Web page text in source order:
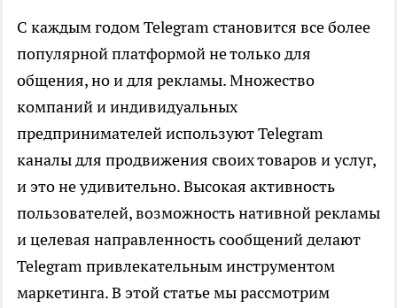
С каждым годом Telegram становится все более
популярной платформой не только для
общения, но и для рекламы. Множество
компаний и индивидуальных
предпринимателей используют Telegram
каналы для продвижения своих товаров и услуг,
и это не удивительно. Высокая активность
пользователей, возможность нативной рекламы
и целевая направленность сообщений делают
Telegram привлекательным инструментом
маркетинга. В этой статье мы рассмотрим